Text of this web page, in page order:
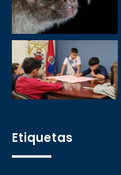
Etiquetas